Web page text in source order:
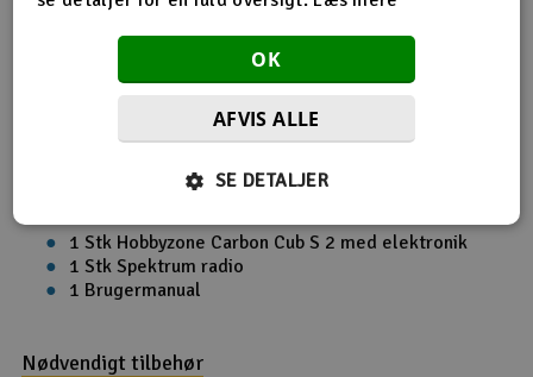
865 Mm
1300 Mm
Skum
1 Stk Hobbyzone Carbon Cub S 2 med elektronik
1 Stk Spektrum radio
1 Brugermanual
Nødvendigt tilbehør
OK
AFVIS ALLE
SE DETALJER